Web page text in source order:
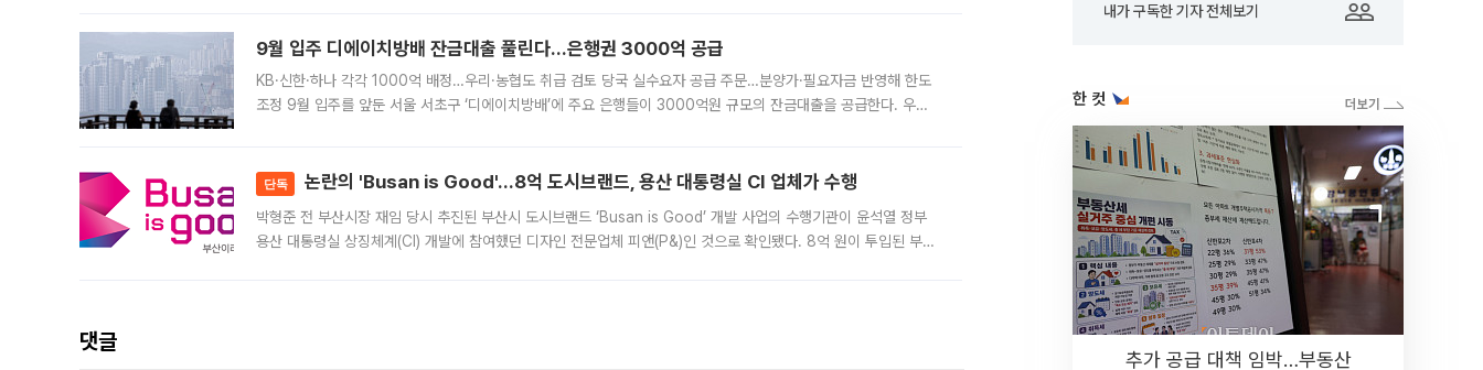
9월 입주 디에이치방배 잔금대출 풀린다…은행권 3000억 공급
KB·신한·하나 각각 1000억 배정…우리·농협도 취급 검토 당국 실수요자 공급 주문…분양가·필요자금 반영해 한도
조정 9월 입주를 앞둔 서울 서초구 ‘디에이치방배’에 주요 은행들이 3000억원 규모의 잔금대출을 공급한다. 우리
단독 논란의 'Busan is Good'…8억 도시브랜드, 용산 대통령실 CI 업체가 수행
박형준 전 부산시장 재임 당시 추진된 부산시 도시브랜드 ‘Busan is Good’ 개발 사업의 수행기관이 윤석열 정부
용산 대통령실 상징체계(CI) 개발에 참여했던 디자인 전문업체 피앤(P&)인 것으로 확인됐다. 8억 원이 투입된 부산
댓글
내가 구독한 기자 전체보기
한 컷
추가 공급 대책 임박…부동산